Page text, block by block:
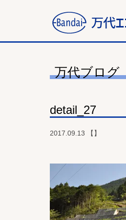
万代ブログ
detail_27
2017.09.13 【】